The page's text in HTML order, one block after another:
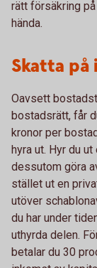
rätt försäkring
hända.
Skatta
Oavsett
bostadsrätt, får
kronor per
hyra ut. Hyr du
dessutom göra
stället ut en
utöver
du har under
uthyrda delen.
betalar du 30